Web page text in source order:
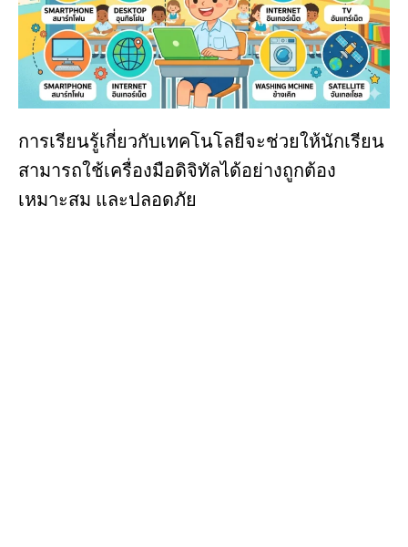
การเรียนรู้เกี่ยวกับเทคโนโลยีจะช่วยให้นักเรียน
สามารถใช้เครื่องมือดิจิทัลได้อย่างถูกต้อง
เหมาะสม และปลอดภัย